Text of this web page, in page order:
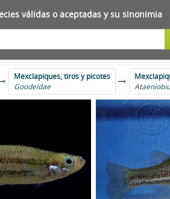
válidas o aceptadas y su sinonimia
Mexclapiques, tiros y picotes
Goodeidae